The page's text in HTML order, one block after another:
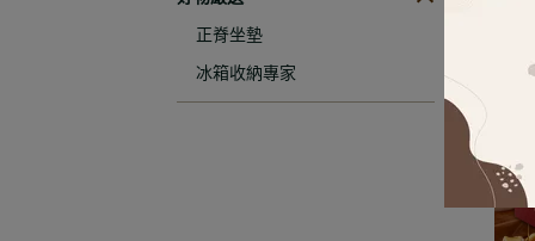
正脊坐墊
冰箱收納專家